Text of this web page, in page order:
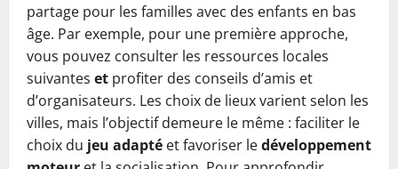
partage pour les familles avec des enfants en bas
âge. Par exemple, pour une première approche,
vous pouvez consulter les ressources locales
suivantes et profiter des conseils d’amis et
d’organisateurs. Les choix de lieux varient selon les
villes, mais l’objectif demeure le même : faciliter le
choix du jeu adapté et favoriser ledéveloppement